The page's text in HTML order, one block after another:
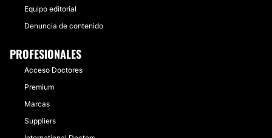
Equipo editorial
Denuncia de contenido
PROFESIONALES
Acceso Doctores
Premium
Marcas
Suppliers